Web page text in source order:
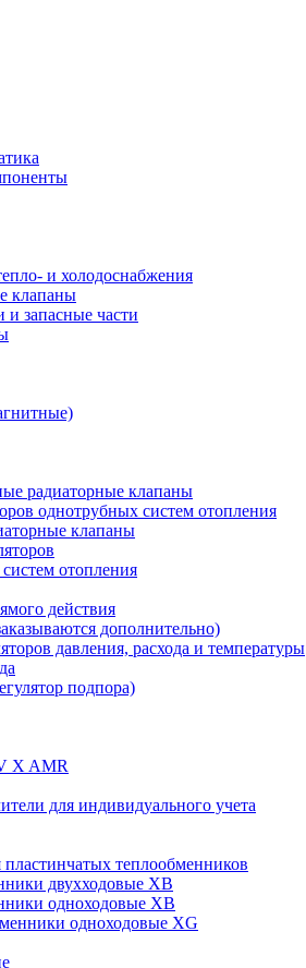
и холодоснабжения
клапаны
запасные части
радиаторные клапаны
однотрубных систем отопления
клапаны
отопления
действия
дополнительно)
давления, расхода и температуры
подпора)
X AMR
для индивидуального учета
теплообменников
двухходовые XB
одноходовые ХВ
одноходовые ХG